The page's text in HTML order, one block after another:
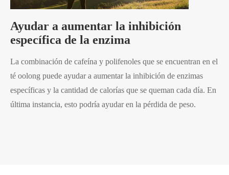
Ayudar a aumentar la inhibición
específica de la enzima
La combinación de cafeína y polifenoles que se encuentran en el
té oolong puede ayudar a aumentar la inhibición de enzimas
específicas y la cantidad de calorías que se queman cada día. En
última instancia, esto podría ayudar en la pérdida de peso.